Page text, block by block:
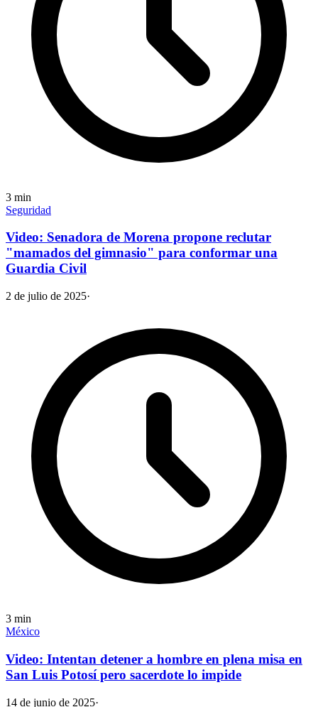
3 min
Seguridad
Video: Senadora de Morena propone reclutar
"mamados del gimnasio" para conformar una
Guardia Civil
2 de julio de 2025·
3 min
México
Video: Intentan detener a hombre en plena misa en
San Luis Potosí pero sacerdote lo impide
14 de junio de 2025·